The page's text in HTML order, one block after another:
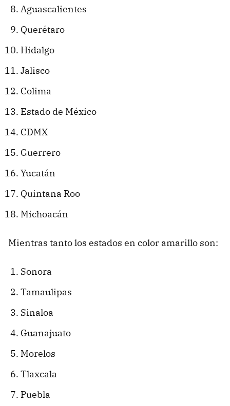
Aguascalientes
Querétaro
Hidalgo
Jalisco
Colima
Estado de México
CDMX
Guerrero
Yucatán
Quintana Roo
Michoacán
Mientras tanto los estados en color amarillo son:
Sonora
Tamaulipas
Sinaloa
Guanajuato
Morelos
Tlaxcala
Puebla